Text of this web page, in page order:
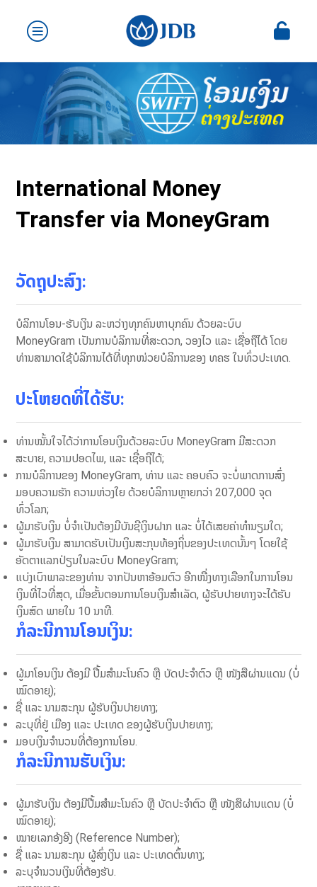
International Money
Transfer via MoneyGram
ວັດຖຸປະສົງ:
ບໍລິການໂອນ-ຮັບເງິນ ລະຫວ່າງທຸກຄົນຫາບຸກຄົນ ດ້ວຍລະບົບ
MoneyGram ເປັນການບໍລິການທີ່ສະດວກ, ວອງໄວ ​ແລະ ເຊື່ອຖືໄດ້ ໂດຍ
ທ່ານສາມາດໃຊ້ບໍລິການໄດ້ທີ່ທຸກໜ່ວຍບໍລິການຂອງ ທຄຮ ໃນທົ່ວປະເທດ.
ປະໂຫຍດທີ່ໄດ້ຮັບ:
ທ່ານໝັ້ນໃຈໄດ້ວ່າການໂອນເງິນດ້ວຍລະບົບ MoneyGram ມີສະດວກ
ສະບາຍ, ຄວາມປອດໄພ, ແລະ ເຊື່ອຖືໄດ້;
ການບໍລິການຂອງ MoneyGram, ທ່ານ ແລະ ຄອບຄົວ ຈະບໍ່ພາດການສົ່ງ
ມອບຄວາມຮັກ ຄວາມຫ່ວງໃຍ ດ້ວຍບໍລິການຫຼາຍກວ່າ 207,000 ຈຸດ
ທົ່ວໂລກ;
ຜູ້ມາຮັບເງິນ ບໍ່ຈໍາເປັນຕ້ອງມີບັນຊີເງິນຝາກ ແລະ ບໍ່ໄດ້ເສຍຄ່າທຳນຽມໃດ;
ຜູ້ມາຮັບເງິນ ສາມາດຮັບເປັນເງິນສະກຸນທ້ອງຖິ່ນຂອງປະເທດນັ້ນໆ ໂດຍໃຊ້
ອັດຕາແລກປ່ຽນໃນລະບົບ MoneyGram;
ແບ່ງເບົາພາລະຂອງທ່ານ ຈາກປັນຫາອ້ອມຕົວ ອີກໜື່ງທາງເລືອກໃນການໂອນ
ເງິນທີ່ໄວທີ່ສຸດ, ເມື່ອຂັ້ນຕອນການໂອນເງິນສໍາເລັດ, ຜູ້ຮັບປາຍທາງຈະໄດ້ຮັບ
ເງິນສົດ ພາຍໃນ 10 ນາທີ.
ກໍລະນີການໂອນເງິນ:
ຜູ້ມາໂອນເງິນ ຕ້ອງມີ ປື້ມສຳມະໂນຄົວ ຫຼື ບັດປະຈຳຕົວ ຫຼື ໜັງສືຜ່ານແດນ (ບໍ່​
ໝົດ​ອາຍຸ);
ຊື່​ ​ແລະ ນາມສະກຸນ ຜູ້​ຮັບ​ເງິນປາຍທາງ;
ລະ​ບຸທີ່ຢູ່ ​ເມືອງ ​ແລະ ປະ​ເທດ ​ຂອງຜູ້ຮັບເງິນປາຍທາງ;
ມອບເງິນຈຳນວນທີ່ຕ້ອງການໂອນ.
ກໍລະນີການຮັບເງິນ:
ຜູ້​ມາຮັບ​ເງິນ ຕ້ອງ​ມີ​ປື້ມສໍາມະໂນຄົວ ຫຼື ບັດປະຈຳຕົວ ຫຼື ໜັງສືຜ່ານແດນ (ບໍ່​
ໝົດ​ອາຍຸ);
ໝາຍເລກອ້ງອີງ (Reference Number);
ຊື່ ແລະ ນາມສະກຸນ ຜູ້ສົ່ງເງິນ ແລະ ປະເທດຕົ້ນທາງ;
ລະບຸຈໍານວນເງິນທີ່​ຕ້ອງ​ຮັບ.